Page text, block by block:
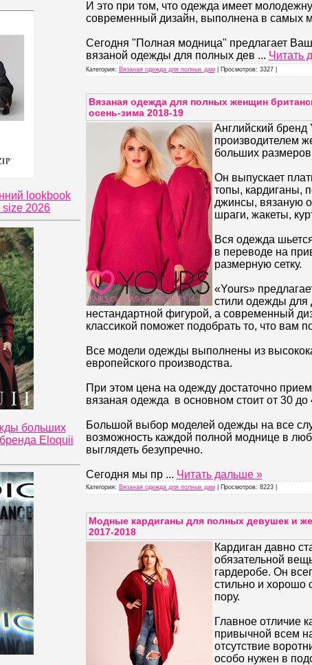
lookbook
2026
больших
Eloquii
И это при том, что одежда имеет
современный дизайн, выполнена в самых
Сегодня "Полная модница" предлагает
вязаной одежды для полных дев ... Читать
Категория: Вязаная одежда для полных дам| Просмотров: 3327 |
Вязаная одежда для полных женщин
осень-зима 2018-19
Английский бренд
производителем
больших
Он выпускает
топы, кардиганы,
джинсы, вязаную
шраги, жакеты,
Вся одежда
в переводе на
размерную сетку.
«Yours»
стили одежды
нестандартной фигурой, а современный
классикой поможет подобрать то, что вам
Все модели одежды выполнены из
европейского производства.
При этом цена на одежду достаточно
вязаная одежда в основном стоит от 30
Большой выбор моделей одежды на все
возможность каждой полной моднице в
выглядеть безупречно.
Сегодня мы пр ... Читать дальше »
Категория: Вязаная одежда для полных дам| Просмотров: 8223 |
Модные кардиганы для полных девушек и
2017-2018
Кардиган давно
обязательной
гардеробе. Он
стильно и хорошо
пору.
Главное отличие
привычной всем
отсутствие
особо нужен в